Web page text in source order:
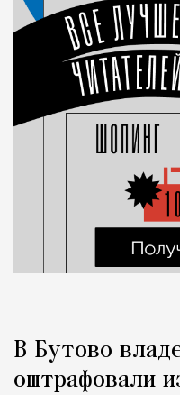
В Бутово
оштрафовали